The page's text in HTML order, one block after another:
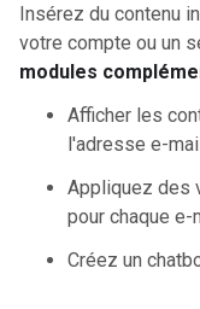
Insérez du contenu
votre compte ou un
modules
Afficher les
l'adresse e-
Appliquez des
pour chaque e-
Créez un